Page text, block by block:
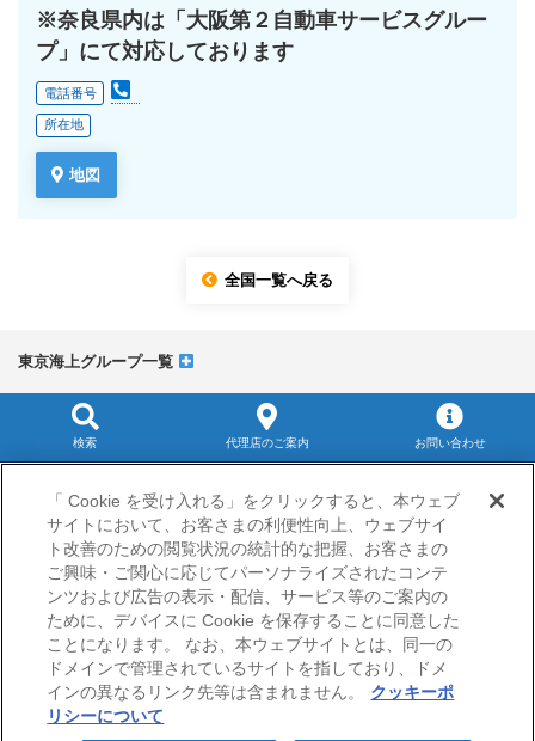
※奈良県内は「大阪第２自動車サービスグルー
プ」にて対応しております
電話番号
所在地
地図
全国一覧へ戻る
東京海上グループ一覧
検索 代理店のご案内 お問い合わせ
サイトマップ
当サイトのご利用にあたって
勧誘方針
プライバシーポリシー（個人情報のお取扱いについて）
「 Cookie を受け入れる」をクリックすると、本ウェブ
サイトにおいて、お客さまの利便性向上、ウェブサイ
ト改善のための閲覧状況の統計的な把握、お客さまの
ご興味・ご関心に応じてパーソナライズされたコンテ
ンツおよび広告の表示・配信、サービス等のご案内の
ために、デバイスに Cookie を保存することに同意した
ことになります。 なお、本ウェブサイトとは、同一の
ドメインで管理されているサイトを指しており、ドメ
インの異なるリンク先等は含まれません。
クッキーポ
リシーについて